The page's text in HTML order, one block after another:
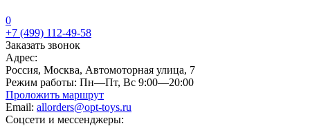
0
+7 (499) 112-49-58
Заказать звонок
Адрес:
Россия, Москва, Автомоторная улица, 7
Режим работы: Пн—Пт, Вс 9:00—20:00
Проложить маршрут
Email: allorders@opt-toys.ru
Соцсети и мессенджеры: